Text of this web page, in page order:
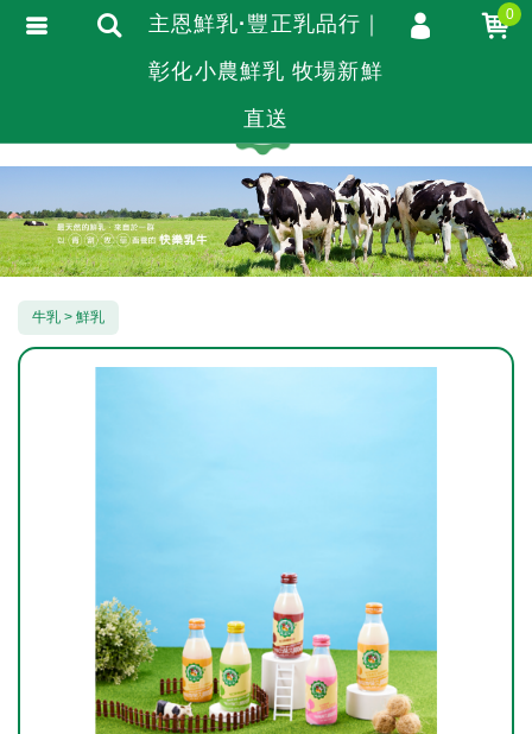
牛乳 鮮乳
主恩鮮乳·豐正乳品行｜
彰化小農鮮乳 牧場新鮮
直送
0
會員登入
會員註冊
忘記密碼
訂單查詢
追蹤清單TRACK LISTING
繁體中文